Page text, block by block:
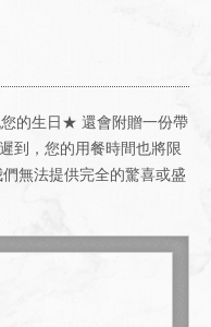
的生日★ 還會附贈一份帶
到，您的用餐時間也將限
無法提供完全的驚喜或盛